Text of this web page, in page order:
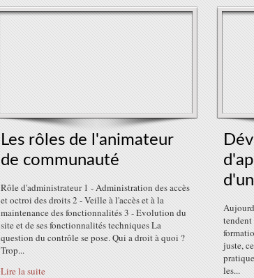
Les rôles de l'animateur
de communauté
Rôle d'administrateur 1 - Administration des accès
et octroi des droits 2 - Veille à l'accès et à la
maintenance des fonctionnalités 3 - Evolution du
site et de ses fonctionnalités techniques La
question du contrôle se pose. Qui a droit à quoi ?
Trop...
Lire la suite
tendent
juste,
les...